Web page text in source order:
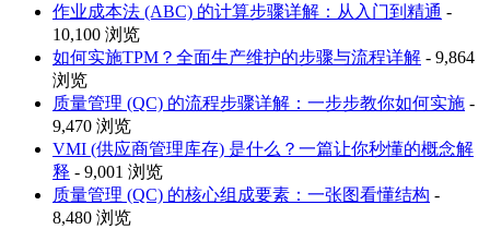
作业成本法 (ABC) 的计算步骤详解：从入门到精通 -
10,100 浏览
如何实施TPM？全面生产维护的步骤与流程详解 - 9,864
浏览
质量管理 (QC) 的流程步骤详解：一步步教你如何实施 -
9,470 浏览
VMI (供应商管理库存) 是什么？一篇让你秒懂的概念解
释 - 9,001 浏览
质量管理 (QC) 的核心组成要素：一张图看懂结构 -
8,480 浏览